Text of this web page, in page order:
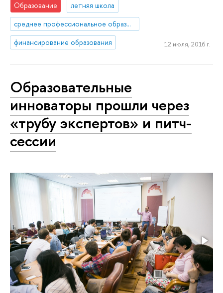
Образование
летняя школа
среднее профессиональное образование
финансирование образования
12 июля, 2016 г.
Образовательные
инноваторы прошли через
«трубу экспертов» и питч-
сессии